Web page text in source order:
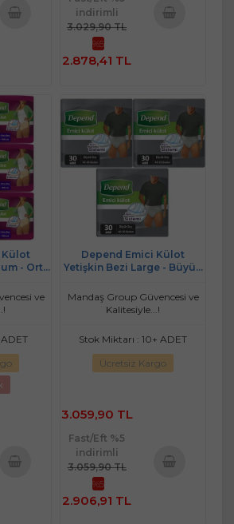
indirimli
3.029,90 TL
%5
2.878,41 TL
Külot
- Orta
ve
Depend Emici Külot
Yetişkin Bezi Large - Büyük
Mandaş Group Güvencesi ve
Kalitesiyle...!
Stok Miktarı : 10+ ADET
Ücretsiz Kargo
3.059,90 TL
Fast/Eft %5
indirimli
3.059,90 TL
%5
2.906,91 TL